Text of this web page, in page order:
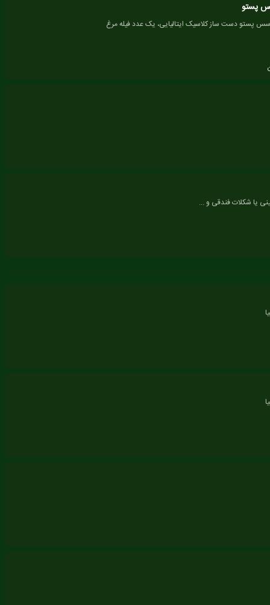
پستو
سس پستو دست ساز کلاسیک ایتالیایی، یک عدد فیله مرغ
یا شکلات فندقی و ...